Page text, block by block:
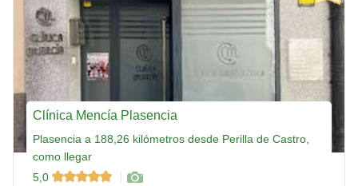
Clínica Mencía Plasencia
Plasencia a 188,26 kilómetros desde Perilla de Castro,
como llegar
5,0